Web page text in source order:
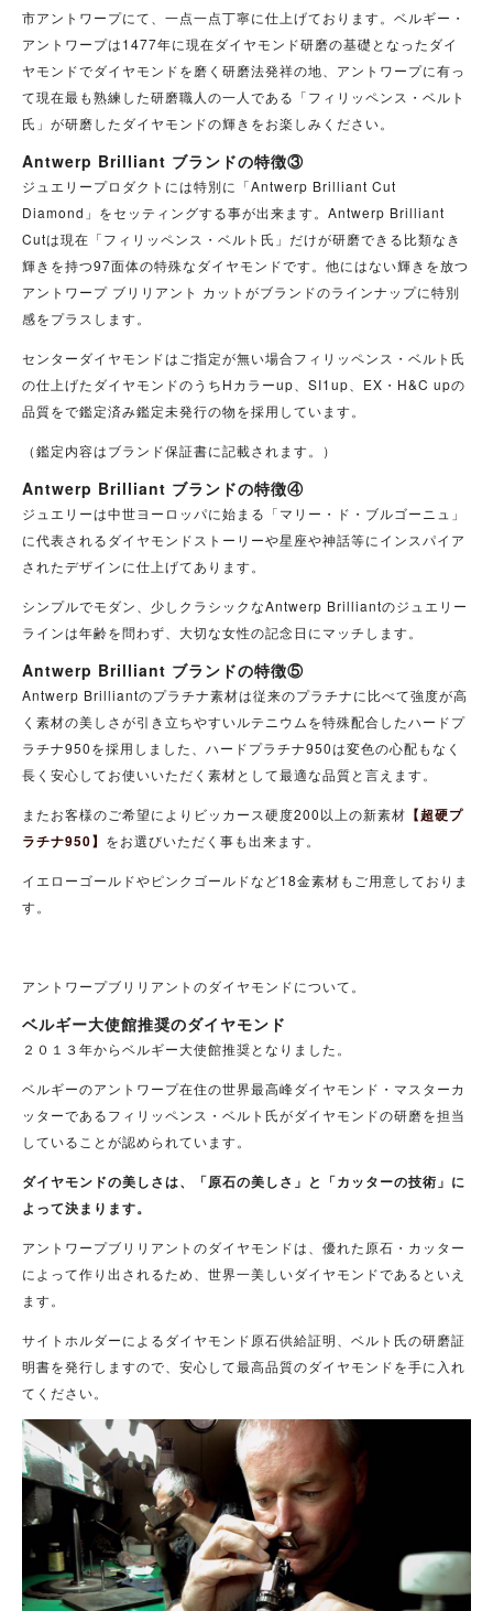
市アントワープにて、一点一点丁寧に仕上げております。ベルギー・
アントワープは1477年に現在ダイヤモンド研磨の基礎となったダイ
ヤモンドでダイヤモンドを磨く研磨法発祥の地、アントワープに有っ
て現在最も熟練した研磨職人の一人である「フィリッペンス・ベルト
氏」が研磨したダイヤモンドの輝きをお楽しみください。
Antwerp Brilliant ブランドの特徴③
ジュエリープロダクトには特別に「Antwerp Brilliant Cut
Diamond」をセッティングする事が出来ます。Antwerp Brilliant
Cutは現在「フィリッペンス・ベルト氏」だけが研磨できる比類なき
輝きを持つ97面体の特殊なダイヤモンドです。他にはない輝きを放つ
アントワープ ブリリアント カットがブランドのラインナップに特別
感をプラスします。
センターダイヤモンドはご指定が無い場合フィリッペンス・ベルト氏
の仕上げたダイヤモンドのうちHカラーup、SI1up、EX・H&C upの
品質をで鑑定済み鑑定未発行の物を採用しています。
（鑑定内容はブランド保証書に記載されます。）
Antwerp Brilliant ブランドの特徴④
ジュエリーは中世ヨーロッパに始まる「マリー・ド・ブルゴーニュ」
に代表されるダイヤモンドストーリーや星座や神話等にインスパイア
されたデザインに仕上げてあります。
シンプルでモダン、少しクラシックなAntwerp Brilliantのジュエリー
ラインは年齢を問わず、大切な女性の記念日にマッチします。
Antwerp Brilliant ブランドの特徴⑤
Antwerp Brilliantのプラチナ素材は従来のプラチナに比べて強度が高
く素材の美しさが引き立ちやすいルテニウムを特殊配合したハードプ
ラチナ950を採用しました、ハードプラチナ950は変色の心配もなく
長く安心してお使いいただく素材として最適な品質と言えます。
またお客様のご希望によりビッカース硬度200以上の新素材 【超硬プ
ラチナ950】 をお選びいただく事も出来ます。
イエローゴールドやピンクゴールドなど18金素材もご用意しておりま
す。
アントワープブリリアントのダイヤモンドについて。
ベルギー大使館推奨のダイヤモンド
２０１３年からベルギー大使館推奨となりました。
ベルギーのアントワープ在住の世界最高峰ダイヤモンド・マスターカ
ッターであるフィリッペンス・ベルト氏がダイヤモンドの研磨を担当
していることが認められています。
ダイヤモンドの美しさは、「原石の美しさ」と「カッターの技術」に
よって決まります。
アントワープブリリアントのダイヤモンドは、優れた原石・カッター
によって作り出されるため、世界一美しいダイヤモンドであるといえ
ます。
サイトホルダーによるダイヤモンド原石供給証明、ベルト氏の研磨証
明書を発行しますので、安心して最高品質のダイヤモンドを手に入れ
てください。